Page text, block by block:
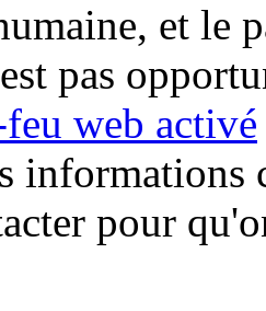
et le
pas
feu web activé
informations
pour